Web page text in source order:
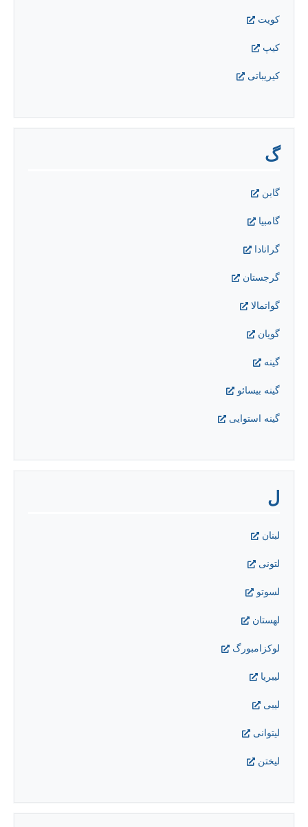
کويت
کیپ
کیریباتی
گ
گابن
گامبيا
گرانادا
گرجستان
گواتمالا
گويان
گينه
گينه بيسائو
گینه استوایی
ل
لبنان
لتونی
لسوتو
لهستان
لوکزامبورگ
ليبريا
لیبی
لیتوانی
لیختن